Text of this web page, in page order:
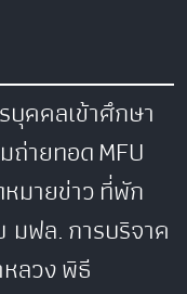
บุคคลเข้าศึกษา
ถ่ายทอดMFU
มายข่าวที่พัก
มฟล.การบริจาค
ลวงพิธี